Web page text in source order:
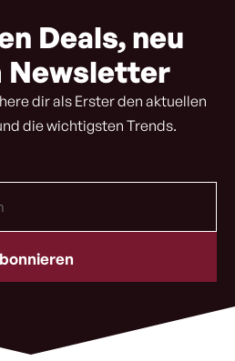
Deals, neu
Newsletter
dir als Erster den aktuellen
die wichtigsten Trends.